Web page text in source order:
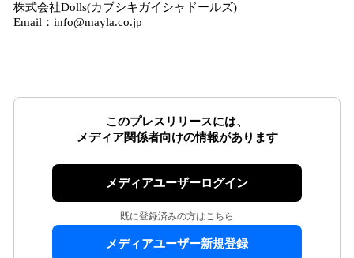
株式会社Dolls(カブシキガイシャドールズ)
Email：info@mayla.co.jp
このプレスリリースには、
メディア関係者向けの情報があります
メディアユーザーログイン
既に登録済みの方はこちら
メディアユーザー新規登録